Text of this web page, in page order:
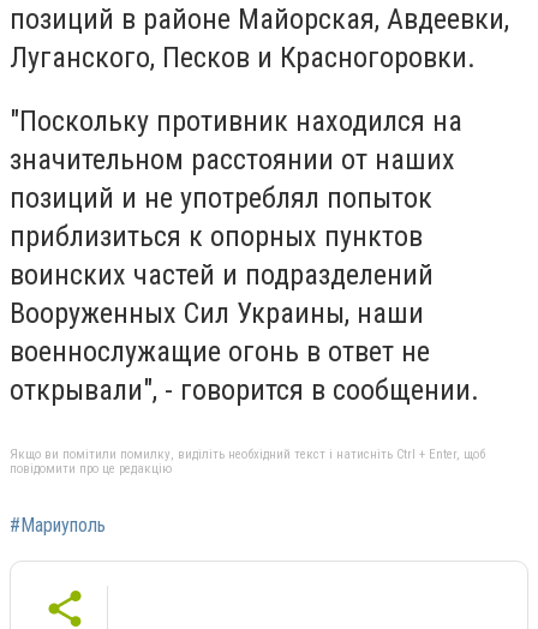
позиций в районе Майорская, Авдеевки,
Луганского, Песков и Красногоровки.
"Поскольку противник находился на
значительном расстоянии от наших
позиций и не употреблял попыток
приблизиться к опорных пунктов
воинских частей и подразделений
Вооруженных Сил Украины, наши
военнослужащие огонь в ответ не
открывали", - говорится в сообщении.
Якщо ви помітили помилку, виділіть необхідний текст і натисніть Ctrl + Enter, щоб
повідомити про це редакцію
#Мариуполь